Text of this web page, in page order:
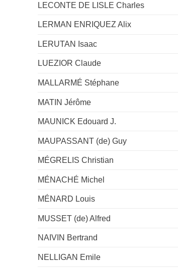
LECONTE DE LISLE Charles
LERMAN ENRIQUEZ Alix
LERUTAN Isaac
LUEZIOR Claude
MALLARMÉ Stéphane
MATIN Jérôme
MAUNICK Edouard J.
MAUPASSANT (de) Guy
MÉGRELIS Christian
MÉNACHÉ Michel
MÉNARD Louis
MUSSET (de) Alfred
NAIVIN Bertrand
NELLIGAN Emile